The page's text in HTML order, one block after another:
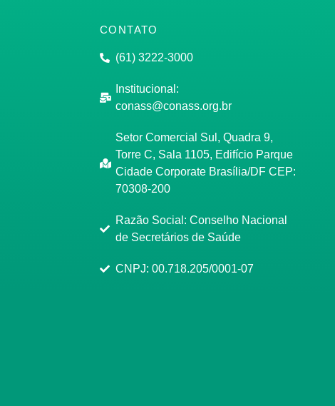
CONTATO
(61) 3222-3000
Institucional:
conass@conass.org.br
Setor Comercial Sul, Quadra 9,
Torre C, Sala 1105, Edifício Parque
Cidade Corporate Brasília/DF CEP:
70308-200
Razão Social: Conselho Nacional
de Secretários de Saúde
CNPJ: 00.718.205/0001-07